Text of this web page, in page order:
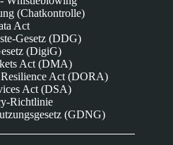
(Chatkontrolle)
Act
Gesetz (DDG)
(DigiG)
Act (DMA)
Act (DORA)
Act (DSA)
Richtlinie
(GDNG)